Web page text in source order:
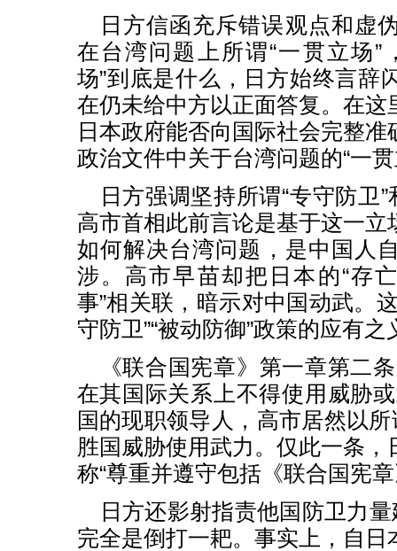
日方信函充斥错误观点和虚
在台湾问题上所谓“一贯立场”
场”到底是什么，日方始终言辞
在仍未给中方以正面答复。在这
日本政府能否向国际社会完整
政治文件中关于台湾问题的“一
日方强调坚持所谓“专守防卫
高市首相此前言论是基于这一立
如何解决台湾问题，是中国人
涉。高市早苗却把日本的“存
事”相关联，暗示对中国动武。
守防卫”“被动防御”政策的应有之
《联合国宪章》第一章第二
在其国际关系上不得使用威胁
国的现职领导人，高市居然以所
胜国威胁使用武力。仅此一条
称“尊重并遵守包括《联合国宪
日方还影射指责他国防卫力
完全是倒打一耙。事实上，自日